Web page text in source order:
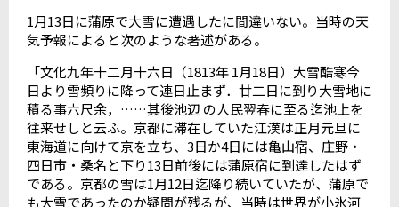
1月13日に蒲原で大雪に遭遇したに間違いない。当時の天
気予報によると次のような著述がある。
「文化九年十二月十六日（1813年 1月18日）大雪酷寒今
日より雪頻りに降って連日止まず．廿二日に到り大雪地に
積る事六尺余，……其後池辺 の人民翌春に至る迄池上を
往来せしと云ふ。京都に滞在していた江漢は正月元旦に
東海道に向けて京を立ち、3日か4日には亀山宿、庄野・
四日市・桑名と下り13日前後には蒲原宿に到達したはず
である。京都の雪は1月12日迄降り続いていたが、蒲原で
も大雪であったのか疑問が残るが、当時は世界が小氷河